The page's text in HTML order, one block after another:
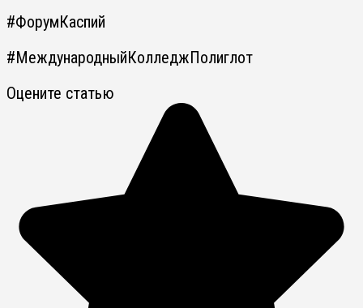
#ФорумКаспий
#МеждународныйКолледжПолиглот
Оцените статью